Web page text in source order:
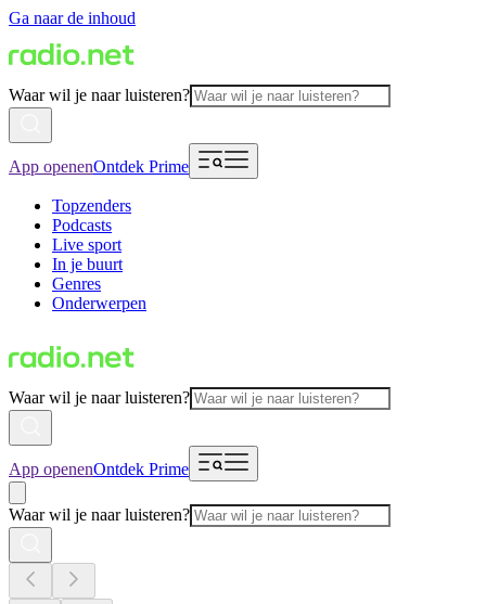
Ga naar de inhoud
Waar wil je naar luisteren?
App openenOntdek Prime
Topzenders
Podcasts
Live sport
In je buurt
Genres
Onderwerpen
Waar wil je naar luisteren?
App openenOntdek Prime
Waar wil je naar luisteren?